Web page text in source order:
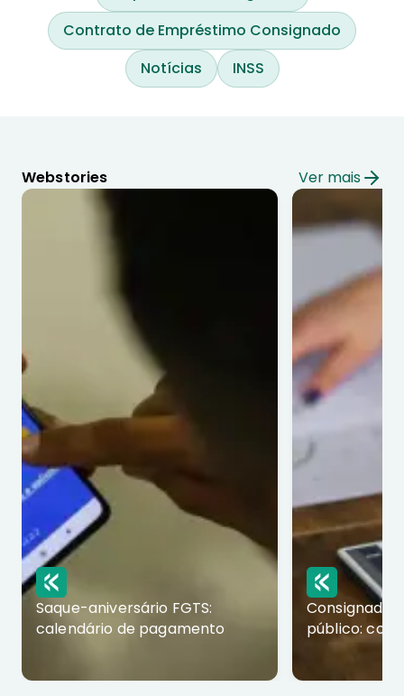
Contrato de Empréstimo Consignado
Notícias
INSS
Webstories Ver mais
Saque-aniversário FGTS:
calendário de pagamento
Consignado
público: